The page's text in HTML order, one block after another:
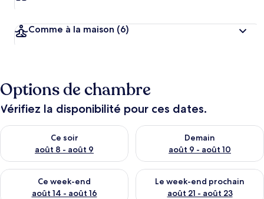
Comme à la maison (6)
Options de chambre
Vérifiez la disponibilité pour ces dates.
Ce soir
août 8 - août 9
Vérifier la disponibilité pour ce soir août 8 - août 9
Demain
août 9 - août 10
Vérifier la disponibilité pour
Ce week-end
août 14 - août 16
Vérifier la disponibilité pour ce week-end août 14 - août 16
Le week-end prochain
août 21 - août 23
Vérifier la disponibilité pour